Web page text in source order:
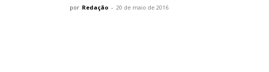
por Redação - 20 de maio de 2016